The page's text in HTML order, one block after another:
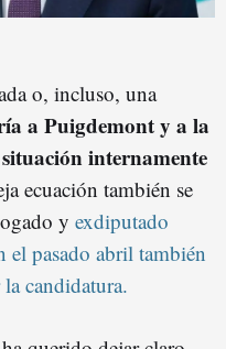
o, incluso, una
a Puigdemont y a la
internamente
ecuación también se
y exdiputado
pasado abril también
candidatura.